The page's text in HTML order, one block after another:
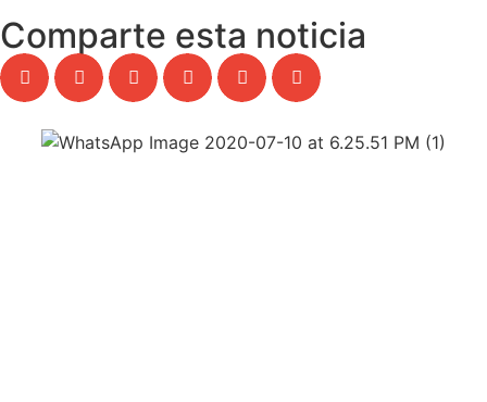
Comparte esta noticia